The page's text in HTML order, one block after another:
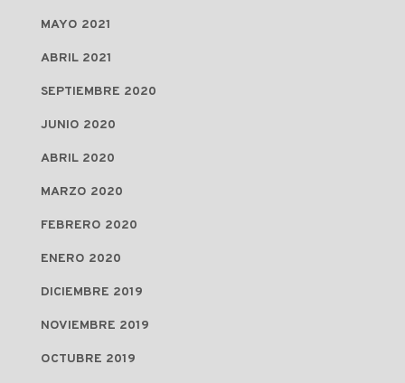
MAYO 2021
ABRIL 2021
SEPTIEMBRE 2020
JUNIO 2020
ABRIL 2020
MARZO 2020
FEBRERO 2020
ENERO 2020
DICIEMBRE 2019
NOVIEMBRE 2019
OCTUBRE 2019